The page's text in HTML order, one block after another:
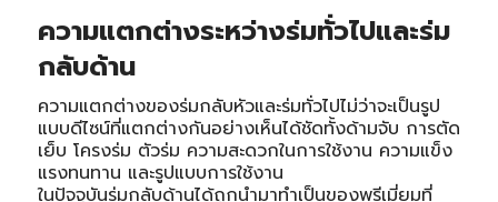
ความแตกต่างระหว่างร่มทั่วไปและร่ม
กลับด้าน
ความแตกต่างของร่มกลับหัวและร่มทั่วไปไม่ว่าจะเป็นรูป
แบบดีไซน์ที่แตกต่างกันอย่างเห็นได้ชัดทั้งด้ามจับ การตัด
เย็บ โครงร่ม ตัวร่ม ความสะดวกในการใช้งาน ความแข็ง
แรงทนทาน และรูปแบบการใช้งาน
ในปัจจุบันร่มกลับด้านได้ถูกนำมาทำเป็นของพรีเมี่ยมที่